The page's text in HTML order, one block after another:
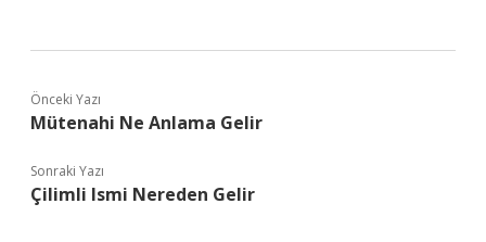
Önceki Yazı
Mütenahi Ne Anlama Gelir
Sonraki Yazı
Çilimli Ismi Nereden Gelir